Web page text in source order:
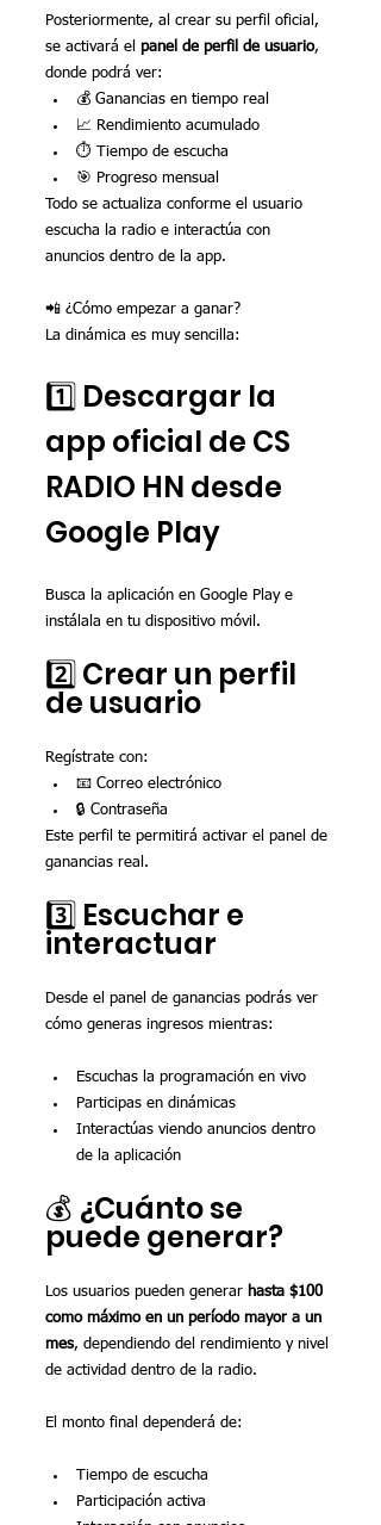
Posteriormente, al crear su perfil oficial,
se activará el panel de perfil de usuario,
donde podrá ver:
💰 Ganancias en tiempo real
📈 Rendimiento acumulado
⏱ Tiempo de escucha
🎯 Progreso mensual
Todo se actualiza conforme el usuario
escucha la radio e interactúa con
anuncios dentro de la app.
📲 ¿Cómo empezar a ganar?
La dinámica es muy sencilla:
1️⃣ Descargar la
app oficial de CS
RADIO HN desde
Google Play
Busca la aplicación en Google Play e
instálala en tu dispositivo móvil.
2️⃣ Crear un perfil
de usuario
Regístrate con:
📧 Correo electrónico
🔒 Contraseña
Este perfil te permitirá activar el panel de
ganancias real.
3️⃣ Escuchar e
interactuar
Desde el panel de ganancias podrás ver
cómo generas ingresos mientras:
Escuchas la programación en vivo
Participas en dinámicas
Interactúas viendo anuncios dentro
de la aplicación
💰 ¿Cuánto se
puede generar?
Los usuarios pueden generar hasta $100
como máximo en un período mayor a un
mes, dependiendo del rendimiento y nivel
de actividad dentro de la radio.
El monto final dependerá de:
Tiempo de escucha
Participación activa